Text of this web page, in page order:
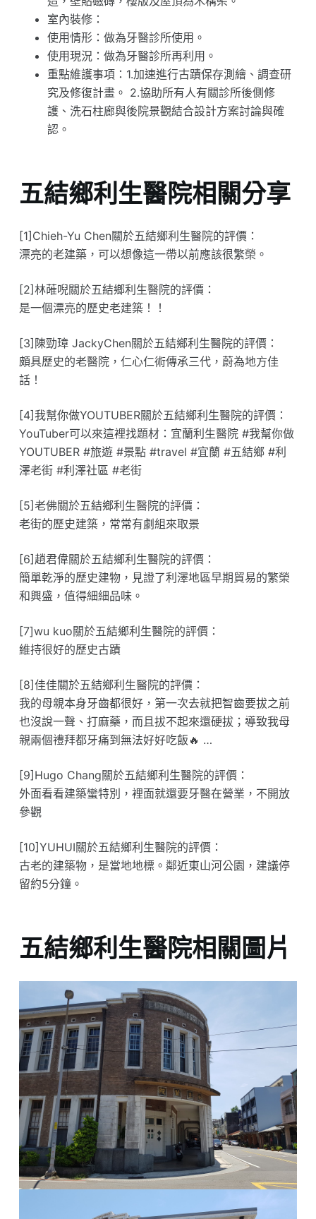
室內裝修：
使用情形：做為牙醫診所使用。
使用現況：做為牙醫診所再利用。
重點維護事項：1.加速進行古蹟保存測繪、調查研
究及修復計畫。 2.協助所有人有關診所後側修
護、洗石柱廊與後院景觀結合設計方案討論與確
認。
五結鄉利生醫院相關分享
[1]Chieh-Yu Chen關於五結鄉利生醫院的評價：
漂亮的老建築，可以想像這一帶以前應該很繁榮。
[2]林蓶唲關於五結鄉利生醫院的評價：
是一個漂亮的歷史老建築！！
[3]陳勁璋 JackyChen關於五結鄉利生醫院的評價：
頗具歷史的老醫院，仁心仁術傳承三代，蔚為地方佳
話！
[4]我幫你做YOUTUBER關於五結鄉利生醫院的評價：
YouTuber可以來這裡找題材：宜蘭利生醫院 #我幫你做
YOUTUBER #旅遊 #景點 #travel #宜蘭 #五結鄉 #利
澤老街 #利澤社區 #老街
[5]老佛關於五結鄉利生醫院的評價：
老街的歷史建築，常常有劇組來取景
[6]趙君偉關於五結鄉利生醫院的評價：
簡單乾淨的歷史建物，見證了利澤地區早期貿易的繁榮
和興盛，值得細細品味。
[7]wu kuo關於五結鄉利生醫院的評價：
維持很好的歷史古蹟
[8]佳佳關於五結鄉利生醫院的評價：
我的母親本身牙齒都很好，第一次去就把智齒要拔之前
也沒說一聲、打麻藥，而且拔不起來還硬拔；導致我母
親兩個禮拜都牙痛到無法好好吃飯🔥 …
[9]Hugo Chang關於五結鄉利生醫院的評價：
外面看看建築蠻特別，裡面就還要牙醫在營業，不開放
參觀
[10]YUHUI關於五結鄉利生醫院的評價：
古老的建築物，是當地地標。鄰近東山河公園，建議停
留約5分鐘。
五結鄉利生醫院相關圖片